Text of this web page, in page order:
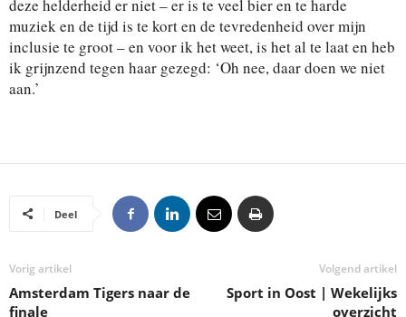
deze helderheid er niet – er is te veel bier en te harde
muziek en de tijd is te kort en de tevredenheid over mijn
inclusie te groot – en voor ik het weet, is het al te laat en heb
ik grijnzend tegen haar gezegd: ‘Oh nee, daar doen we niet
aan.’
Deel
Vorig artikel
Amsterdam Tigers naar de
finale
Volgend artikel
Sport in Oost | Wekelijks
overzicht